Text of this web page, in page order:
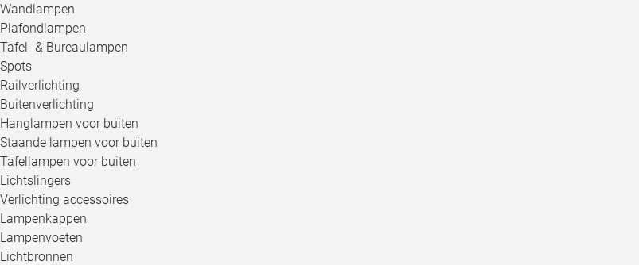
Wandlampen
Plafondlampen
Tafel- & Bureaulampen
Spots
Railverlichting
Buitenverlichting
Hanglampen voor buiten
Staande lampen voor buiten
Tafellampen voor buiten
Lichtslingers
Verlichting accessoires
Lampenkappen
Lampenvoeten
Lichtbronnen